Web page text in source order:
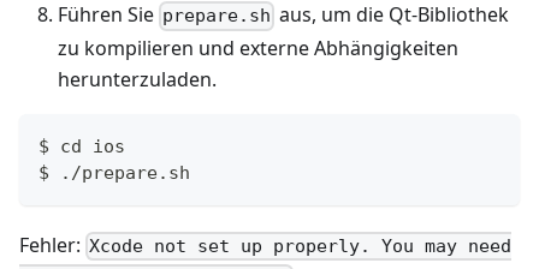
Führen Sie prepare.sh aus, um die Qt‑Bibliothek
zu kompilieren und externe Abhängigkeiten
herunterzuladen.
$ cd ios
$ ./prepare.sh
Fehler: Xcode not set up properly. You may need